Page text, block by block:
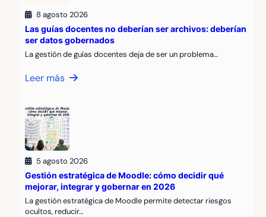
8 agosto 2026
Las guías docentes no deberían ser archivos: deberían
ser datos gobernados
La gestión de guías docentes deja de ser un problema…
Leer más
5 agosto 2026
Gestión estratégica de Moodle: cómo decidir qué
mejorar, integrar y gobernar en 2026
La gestión estratégica de Moodle permite detectar riesgos
ocultos, reducir…